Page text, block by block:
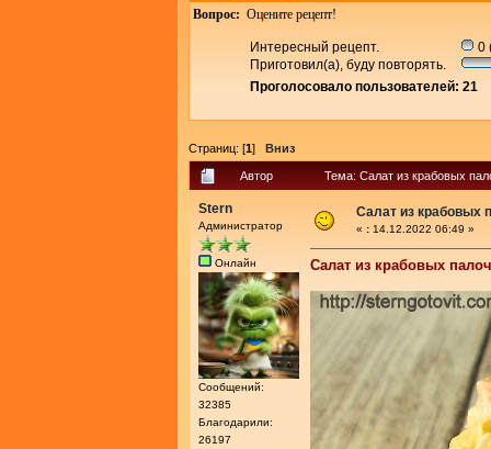
Вопрос: Оцените рецепт!
Интересный рецепт.
0
Приготовил(а), буду повторять.
Проголосовало пользователей: 21
Страниц: [1] Вниз
Автор Тема: Салат из крабовых
Stern
Администратор
Онлайн
Сообщений:
32385
Благодарили:
26197
Салат из крабовых
« : 14.12.2022 06:49 »
Салат из крабовых